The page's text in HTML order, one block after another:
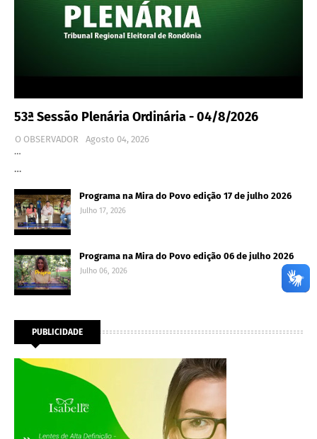
53ª Sessão Plenária Ordinária - 04/8/2026
O OBSERVADOR
Agosto 04, 2026
…
…
Programa na Mira do Povo edição 17 de julho 2026
Julho 17, 2026
Programa na Mira do Povo edição 06 de julho 2026
Julho 06, 2026
PUBLICIDADE